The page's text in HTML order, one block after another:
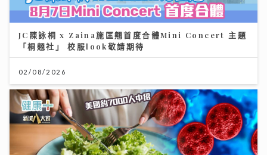
JC陳詠桐 x Zaina施匡翹首度合體Mini Concert 主題
「桐翹社」 校服look敬請期待
02/08/2026